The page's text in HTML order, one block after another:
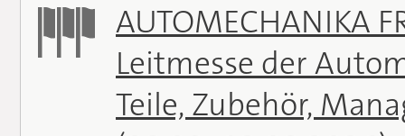
AUTOMECHANIKA
Leitmesse der
Teile, Zubehör,